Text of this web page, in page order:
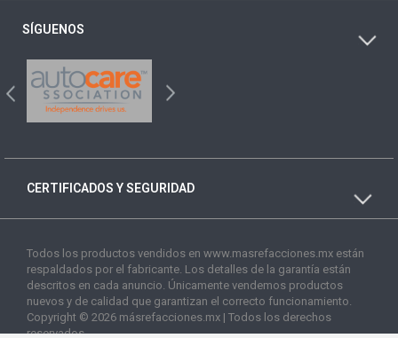
SÍGUENOS
CERTIFICADOS Y SEGURIDAD
Todos los productos vendidos en www.masrefacciones.mx están
respaldados por el fabricante. Los detalles de la garantía están
descritos en cada anuncio. Únicamente vendemos productos
nuevos y de calidad que garantizan el correcto funcionamiento.
Copyright © 2026 másrefacciones.mx | Todos los derechos
reservados